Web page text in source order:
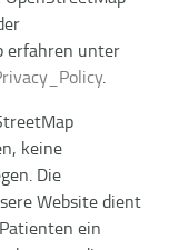
erfahren unter
.
keine
Die
Website dient
ein